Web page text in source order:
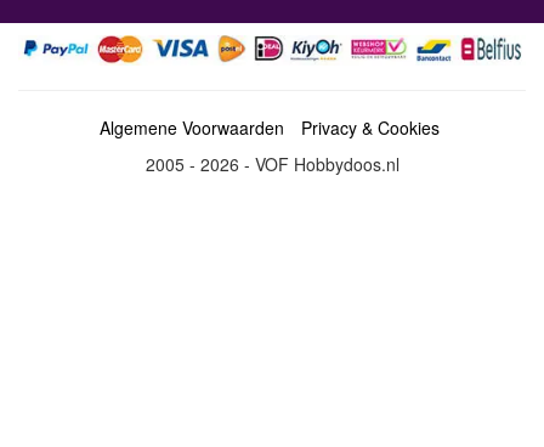
Algemene Voorwaarden
Privacy & Cookies
2005 - 2026 - VOF Hobbydoos.nl